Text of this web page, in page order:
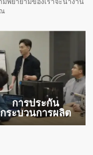
การประกัน
กระบวนการผลิต